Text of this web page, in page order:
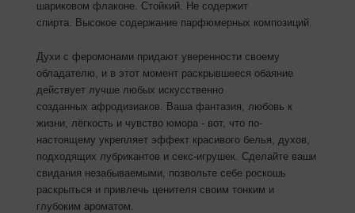
шариковом флаконе. Стойкий. Не содержит
спирта. Высокое содержание парфюмерных композиций.
Духи с феромонами придают уверенности своему
обладателю, и в этот момент раскрывшееся обаяние
действует лучше любых искусственно
созданных афродизиаков. Ваша фантазия, любовь к
жизни, лёгкость и чувство юмора - вот, что по-
настоящему укрепляет эффект красивого белья, духов,
подходящих лубрикантов и секс-игрушек. Сделайте ваши
свидания незабываемыми, позвольте себе роскошь
раскрыться и привлечь ценителя своим тонким и
глубоким ароматом.